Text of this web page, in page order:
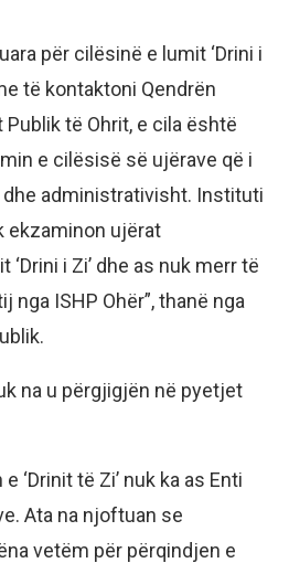
për cilësinë e lumit ‘Drini i
të kontaktoni Qendrën
Publik të Ohrit, e cila është
e cilësisë së ujërave që i
administrativisht. Instituti
ekzaminon ujërat
i Zi’ dhe as nuk merr të
nga ISHP Ohër”, thanë nga
na u përgjigjën në pyetjet
‘Drinit të Zi’ nuk ka as Enti
Ata na njoftuan se
vetëm për përqindjen e